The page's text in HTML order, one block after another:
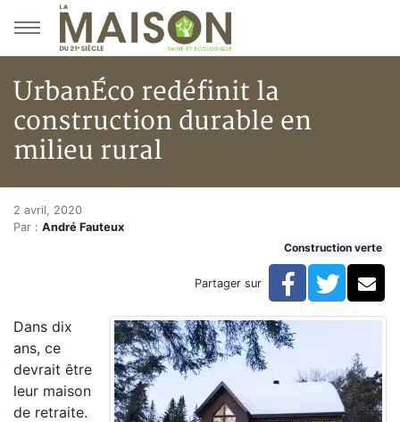
Aller au menu principal
Aller au contenu principal
UrbanÉco redéfinit la
construction durable en
milieu rural
Accueil
Articles
UrbanÉco redéfinit la construction durable en milieu
UrbanÉco redéfinit la
2 avril, 2020
Par : André Fauteux
Construction verte
Partager sur Facebook
Dans dix
ans, ce
devrait être
leur maison
de retraite.